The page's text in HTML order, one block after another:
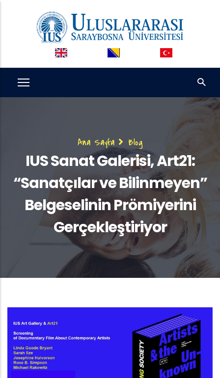
Sayfa
yolu
Ana Sayfa Blog
IUS Sanat Galerisi, Art21:
“Sanatçılar ve Bilinmeyen”
Belgeselinin Prömiyerini
Gerçekleştiriyor